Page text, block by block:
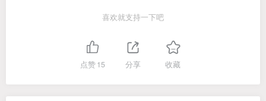
喜欢就支持一下吧
点赞15 分享 收藏